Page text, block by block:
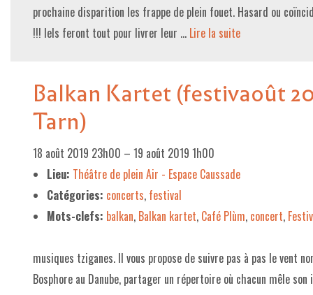
prochaine disparition les frappe de plein fouet. Hasard ou
!!! Iels feront tout pour livrer leur … Lire la suite­­
Balkan Kartet (festivaoût
Tarn)
18 août 2019 23h00 – 19 août 2019 1h00
Lieu: Théâtre de plein Air - Espace Caussade
Catégories: concerts, festival
Mots-clefs: balkan, Balkan kartet, Café Plùm, concert,
musiques tziganes. Il vous propose de suivre pas à pas le vent
Bosphore au Danube, partager un répertoire où chacun mêle